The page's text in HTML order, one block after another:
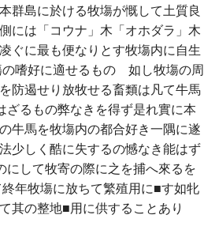
島に於ける牧塲が慨して土質良
には「コウナ」木「オホダラ」木
ぐに最も便なりとす牧塲内に自生
嗜好に適せるものゝ如し牧塲の周
防遏せり放牧せる畜類は凡て牛馬
るもの弊なきを得ず是れ實に本
牛馬を牧塲内の都合好き一隅に遂
少しく酷に失するの憾なき能はず
して牧寄の際に之を捕へ來るを
年牧塲に放ちて繁殖用に■す如牝
其の整地■用に供することあり